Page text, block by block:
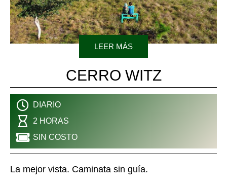
LEER MÁS
CERRO WITZ
DIARIO
2 HORAS
SIN COSTO
La mejor vista. Caminata sin guía.